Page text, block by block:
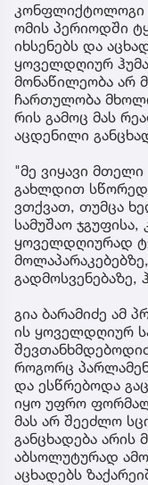
კონფლიქტოლოგი
ომის პერიოდში
იხსენებს და
ყოველდღიურ
მონაწილეობა არ
ჩართულობა
რის გამოც მას
აცდენილი
"მე ვიყავი მთელი
გახლდით
ვთქვათ, თუმცა
სამუშაო
ყოველდღიურად
გადმოსვენებაზე,
გია ბარამიძე ამ
ის ყოველდღიურ
როგორც
და ესწრებოდა
იყო უფრო
მას არ შეეძლო
განცხადება არის
აბსოლუტურად
აცხადებს